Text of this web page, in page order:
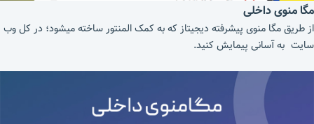
مگا منوی داخلی
از طریق مگا منوی پیشرفته دیجیتاز که به کمک المنتور ساخته میشود؛ در کل وب
سایت به آسانی پیمایش کنید.